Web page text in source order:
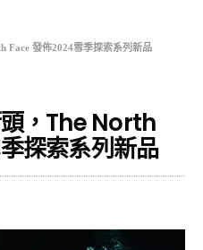
Face 發佈2024雪季探索系列新品
，The North
探索系列新品